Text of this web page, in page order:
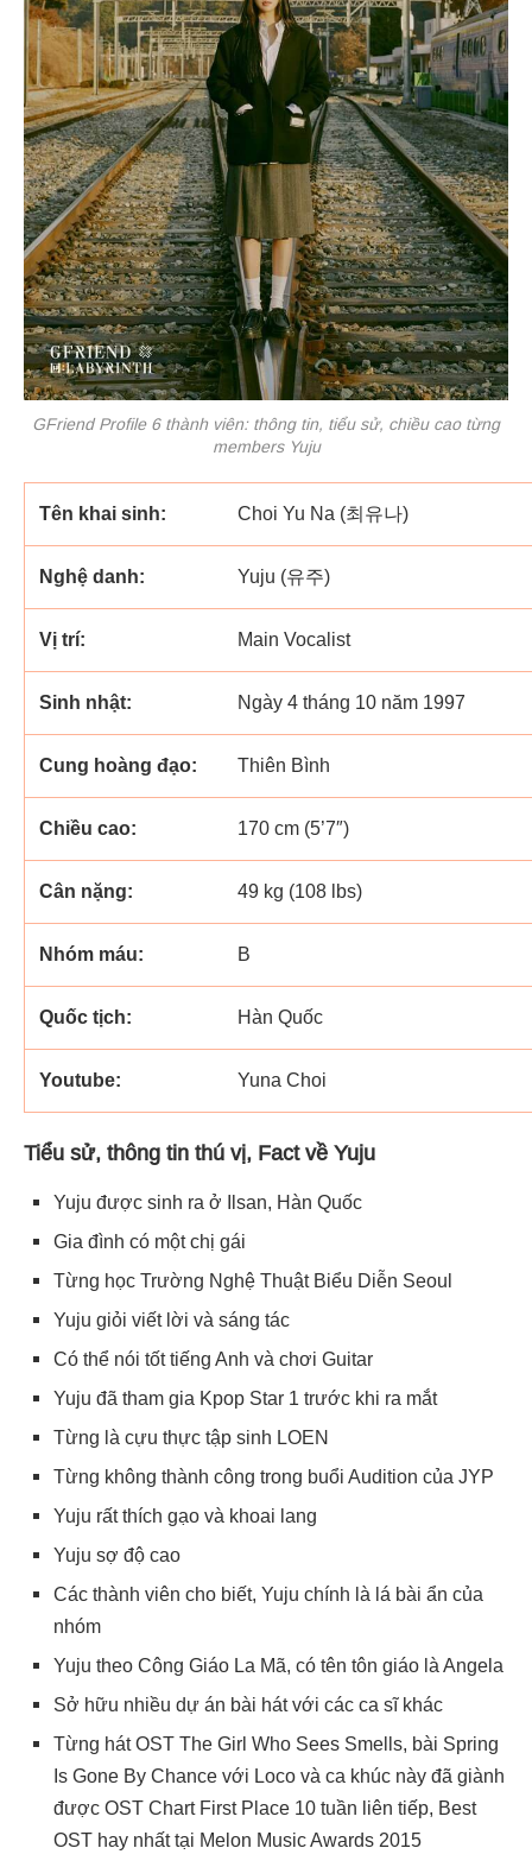
GFriend Profile 6 thành viên: thông tin, tiểu sử, chiều cao từng
members Yuju
Tên khai sinh: Choi Yu Na (최유나)
Nghệ danh: Yuju (유주)
Vị trí: Main Vocalist
Sinh nhật: Ngày 4 tháng 10 năm 1997
Cung hoàng đạo: Thiên Bình
Chiều cao: 170 cm (5’7″)
Cân nặng: 49 kg (108 lbs)
Nhóm máu: B
Quốc tịch: Hàn Quốc
Youtube: Yuna Choi
Tiểu sử, thông tin thú vị, Fact về Yuju
Yuju được sinh ra ở Ilsan, Hàn Quốc
Gia đình có một chị gái
Từng học Trường Nghệ Thuật Biểu Diễn Seoul
Yuju giỏi viết lời và sáng tác
Có thể nói tốt tiếng Anh và chơi Guitar
Yuju đã tham gia Kpop Star 1 trước khi ra mắt
Từng là cựu thực tập sinh LOEN
Từng không thành công trong buổi Audition của JYP
Yuju rất thích gạo và khoai lang
Yuju sợ độ cao
Các thành viên cho biết, Yuju chính là lá bài ẩn của
nhóm
Yuju theo Công Giáo La Mã, có tên tôn giáo là Angela
Sở hữu nhiều dự án bài hát với các ca sĩ khác
Từng hát OST The Girl Who Sees Smells, bài Spring
Is Gone By Chance với Loco và ca khúc này đã giành
được OST Chart First Place 10 tuần liên tiếp, Best
OST hay nhất tại Melon Music Awards 2015